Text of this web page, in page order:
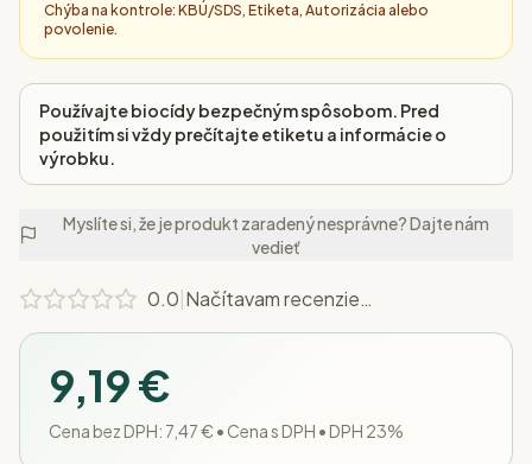
Chýba na kontrole: KBÚ/SDS, Etiketa, Autorizácia alebo
povolenie.
Používajte biocídy bezpečným spôsobom. Pred
použitím si vždy prečítajte etiketu a informácie o
výrobku.
Myslíte si, že je produkt zaradený nesprávne? Dajte nám
vedieť
0.0 Načítavam recenzie…
9,19 €
Cena bez DPH: 7,47 € • Cena s DPH • DPH 23%